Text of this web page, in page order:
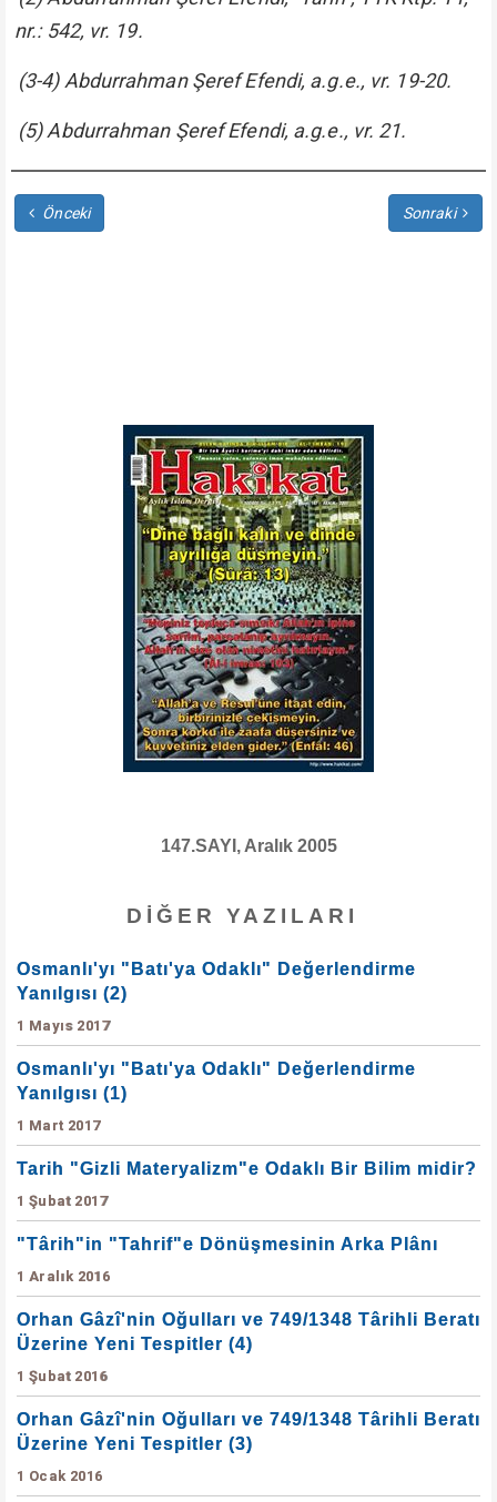
nr.: 542, vr. 19.
(3-4) Abdurrahman Şeref Efendi, a.g.e., vr. 19-20.
(5) Abdurrahman Şeref Efendi, a.g.e., vr. 21.
Önceki Sonraki
147.SAYI, Aralık 2005
DIĞER YAZILARI
Osmanlı'yı "Batı'ya Odaklı" Değerlendirme
Yanılgısı (2)
1 Mayıs 2017
Osmanlı'yı "Batı'ya Odaklı" Değerlendirme
Yanılgısı (1)
1 Mart 2017
Tarih "Gizli Materyalizm"e Odaklı Bir Bilim midir?
1 Şubat 2017
"Târih"in "Tahrif"e Dönüşmesinin Arka Plânı
1 Aralık 2016
Orhan Gâzî'nin Oğulları ve 749/1348 Târihli Beratı
Üzerine Yeni Tespitler (4)
1 Şubat 2016
Orhan Gâzî'nin Oğulları ve 749/1348 Târihli Beratı
Üzerine Yeni Tespitler (3)
1 Ocak 2016